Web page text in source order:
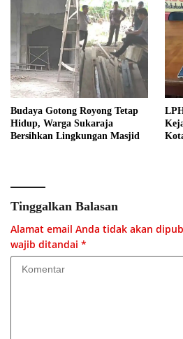
Budaya Gotong Royong Tetap
Hidup, Warga Sukaraja
Bersihkan Lingkungan Masjid
Tinggalkan Balasan
Alamat email Anda tidak akan
wajib ditandai *